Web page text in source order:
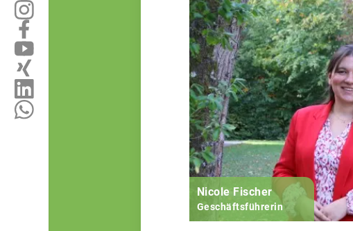
Nicole Fischer
Geschäftsführerin